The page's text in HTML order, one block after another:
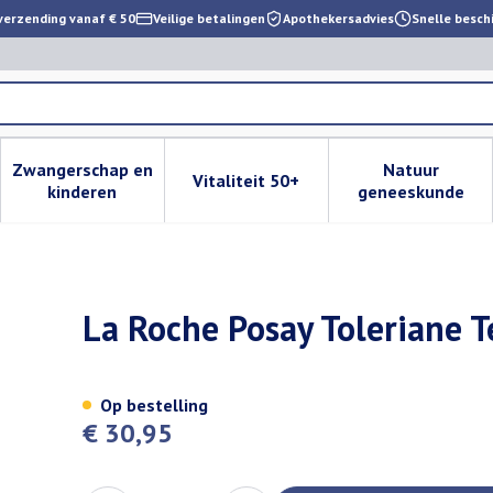
vanaf € 50 Veilige betalingen Apothekersadvies Snelle
verzorging en hygiëne categorie
voor Dieet, voeding en vitamines categorie
Zwangerschap en
kinderenToon submenu voor Zwangerschap en kinderen
Vitaliteit 50+Toon submenu voor Vitaliteit
Natuur
geneeskunde
Toon
Mineral 11 9g
La Roche Posay Toleriane
€ 30,95
Op bestelling